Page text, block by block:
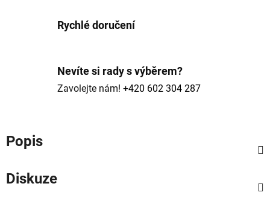
Rychlé doručení
Nevíte si rady s výběrem?
Zavolejte nám! +420 602 304 287
Popis
Diskuze